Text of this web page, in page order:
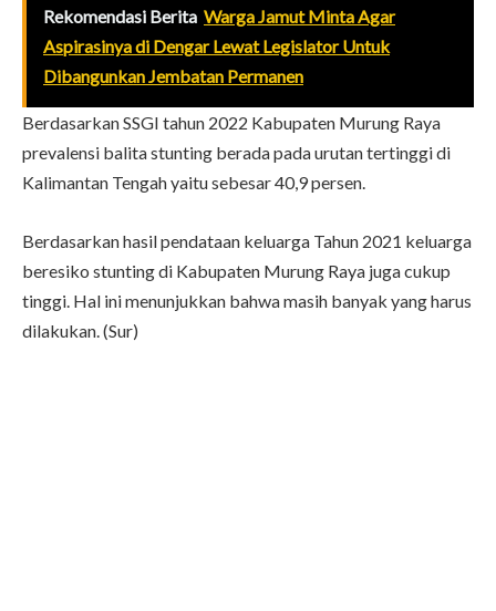
Rekomendasi Berita Warga Jamut Minta Agar
Aspirasinya di Dengar Lewat Legislator Untuk
Dibangunkan Jembatan Permanen
Berdasarkan SSGI tahun 2022 Kabupaten Murung Raya
prevalensi balita stunting berada pada urutan tertinggi di
Kalimantan Tengah yaitu sebesar 40,9 persen.
Berdasarkan hasil pendataan keluarga Tahun 2021 keluarga
beresiko stunting di Kabupaten Murung Raya juga cukup
tinggi. Hal ini menunjukkan bahwa masih banyak yang harus
dilakukan. (Sur)